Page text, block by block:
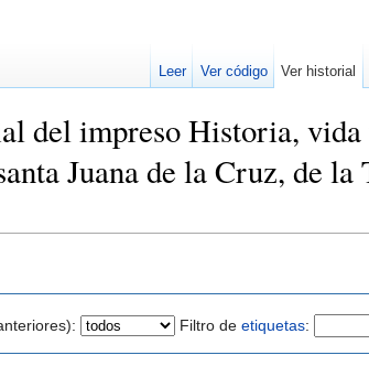
del impreso Historia,
Juana de la Cruz, de
Filtro de etiquetas:
Leer Ver código Ver historial